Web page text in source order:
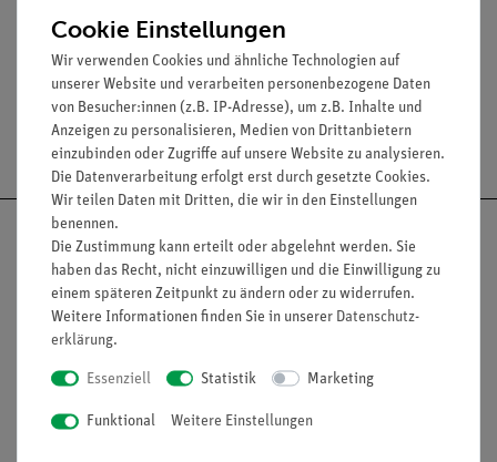
Spannung: max. 25 V.
Versandkostenfrei ab 300,- €
Nach oben
Informationen
Cookie Einstellungen
Wir verwenden Cookies und ähnliche Technologien auf
unserer Website und verarbeiten personenbezogene Daten
von Besucher:innen (z.B. IP-Adresse), um z.B. Inhalte und
Anzeigen zu personalisieren, Medien von Drittanbietern
einzubinden oder Zugriffe auf unsere Website zu analysieren.
Die Datenverarbeitung erfolgt erst durch gesetzte Cookies.
Wir teilen Daten mit Dritten, die wir in den Einstellungen
benennen.
Die Zustimmung kann erteilt oder abgelehnt werden. Sie
haben das Recht, nicht einzuwilligen und die Einwilligung zu
einem späteren Zeitpunkt zu ändern oder zu widerrufen.
Weitere Informationen finden Sie in unserer Daten­schutz­
erklärung.
Essenziell Statistik Marketing
Funktional Weitere Einstellungen